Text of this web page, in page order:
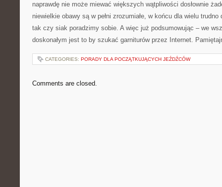
naprawdę nie może miewać większych wątpliwości dosłownie
niewielkie obawy są w pełni zrozumiałe, w końcu dla wielu
tak czy siak poradzimy sobie. A więc już podsumowując – we
doskonałym jest to by szukać garniturów przez Internet.
CATEGORIES: PORADY DLA POCZĄTKUJĄCYCH JEŹDŹCÓW
Comments are closed.